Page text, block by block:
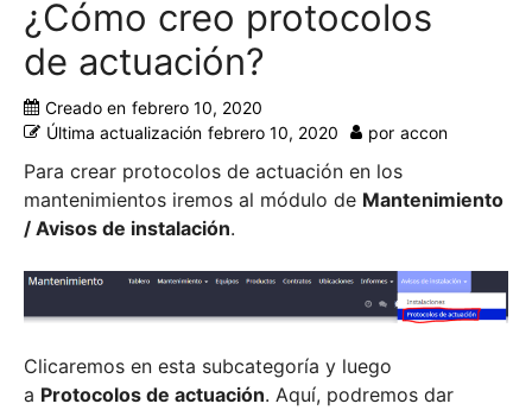
¿Cómo creo protocolos
de actuación?
Creado en febrero 10, 2020
Última actualización febrero 10, 2020 por accon
Para crear protocolos de actuación en los
mantenimientos iremos al módulo de Mantenimiento
/ Avisos de instalación.
Clicaremos en esta subcategoría y luego
a Protocolos de actuación. Aquí, podremos dar